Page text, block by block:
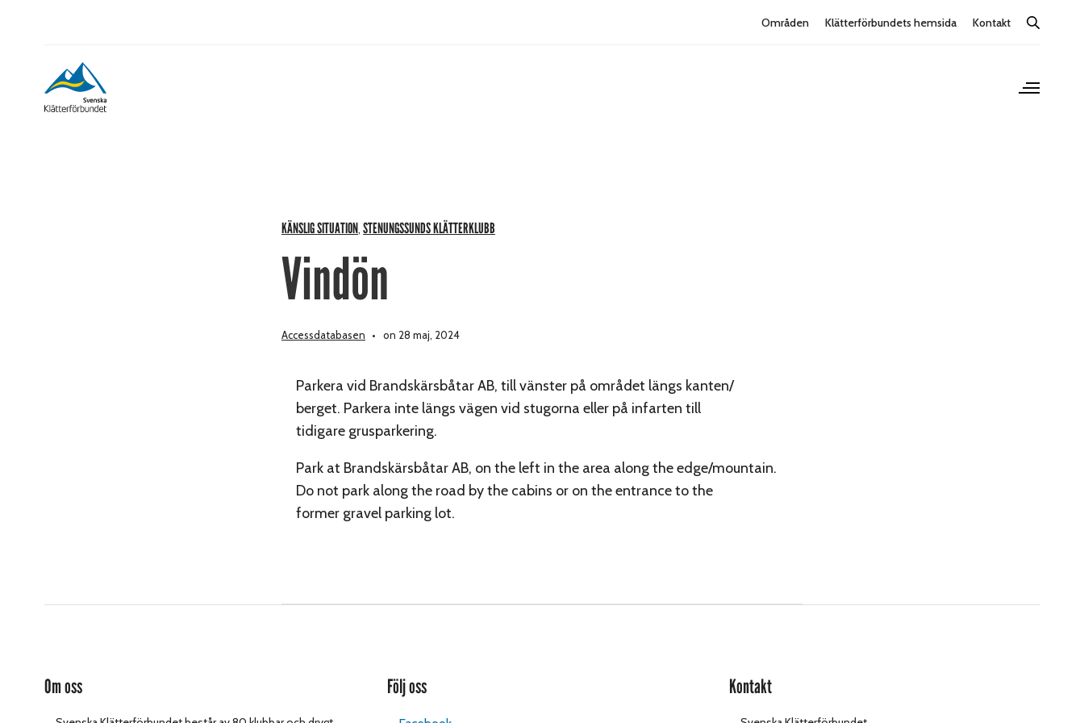
Områden Klätterförbundets hemsida Kontakt
KÄNSLIG SITUATION STENUNGSSUNDS KLÄTTERKLUBB
Vindön
Accessdatabasen on 28 maj, 2024
Parkera vid Brandskärsbåtar AB, till vänster på området längs kanten/
berget. Parkera inte längs vägen vid stugorna eller på infarten till
tidigare grusparkering.
Park at Brandskärsbåtar AB, on the left in the area along the edge/mountain.
Do not park along the road by the cabins or on the entrance to the
former gravel parking lot.
Om oss Följ oss Kontakt